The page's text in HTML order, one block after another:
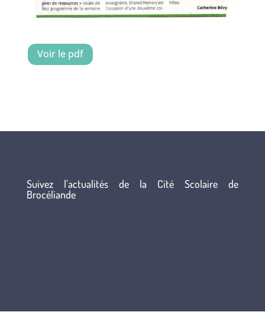
Voir le pdf
Suivez l’actualités de la Cité Scolaire de
Brocéliande